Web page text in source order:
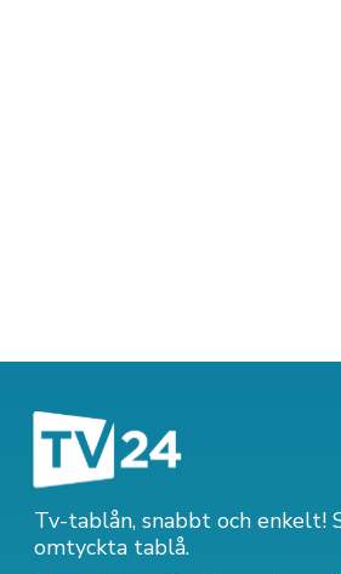
Tv-tablån, snabbt och enkelt!
omtyckta tablå.